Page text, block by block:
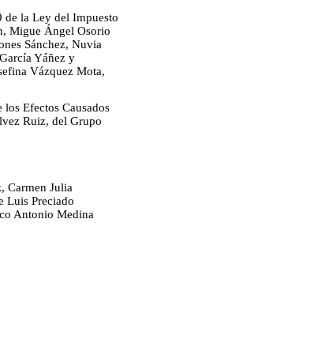
de la Ley del Impuesto
Migue Ángel Osorio
Sánchez, Nuvia
Yáñez y
Vázquez Mota,
Efectos Causados
Ruiz, del Grupo
Carmen Julia
Luis Preciado
Antonio Medina